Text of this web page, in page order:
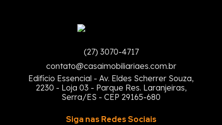
(27) 3070-4717
contato@casaimobiliariaes.com.br
Edifício Essencial - Av. Eldes Scherrer Souza,
2230 - Loja 03 - Parque Res. Laranjeiras,
Serra/ES - CEP 29165-680
Siga nas Redes Sociais